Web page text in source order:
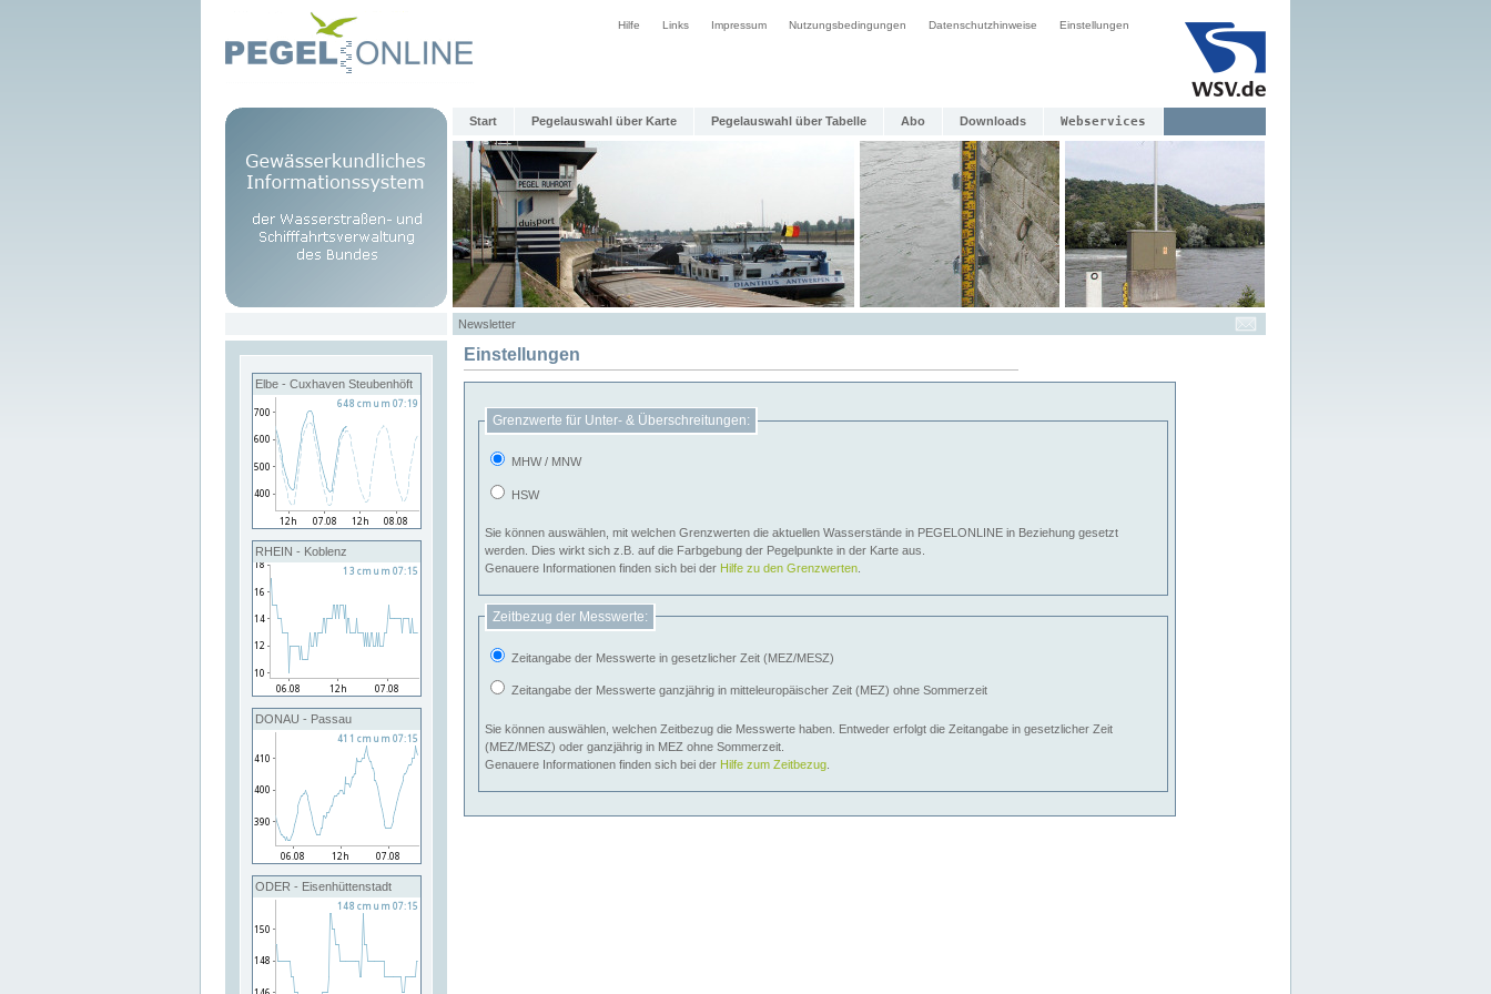
Hilfe Links Impressum Nutzungsbedingungen Datenschutzhinweise Einstellungen
Start Pegelauswahl über Karte Pegelauswahl über Tabelle Abo Downloads Webservices
Newsletter
Elbe - Cuxhaven Steubenhöft
RHEIN - Koblenz
DONAU - Passau
ODER - Eisenhüttenstadt
Einstellungen
Grenzwerte für Unter- & Überschreitungen:
MHW / MNW
HSW
Sie können auswählen, mit welchen Grenzwerten die aktuellen Wasserstände in PEGELONLINE in Beziehung gesetzt
werden. Dies wirkt sich z.B. auf die Farbgebung der Pegelpunkte in der Karte aus.
Genauere Informationen finden sich bei der Hilfe zu den Grenzwerten
Zeitbezug der Messwerte:
Zeitangabe der Messwerte in gesetzlicher Zeit (MEZ/MESZ)
Zeitangabe der Messwerte ganzjährig in mitteleuropäischer Zeit (MEZ) ohne Sommerzeit
Sie können auswählen, welchen Zeitbezug die Messwerte haben. Entweder erfolgt die Zeitangabe in gesetzlicher Zeit
(MEZ/MESZ) oder ganzjährig in MEZ ohne Sommerzeit.
Genauere Informationen finden sich bei der Hilfe zum Zeitbezug